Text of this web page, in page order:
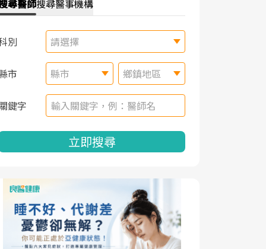
尋醫師搜尋醫事機構
別 請選擇
市 縣市 鄉鎮地區
鍵字
立即搜尋